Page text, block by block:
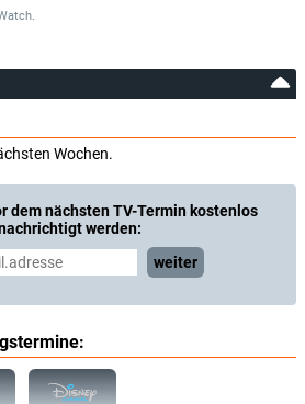
Wochen.
dem nächsten TV-Termin kostenlos
werden:
weiter